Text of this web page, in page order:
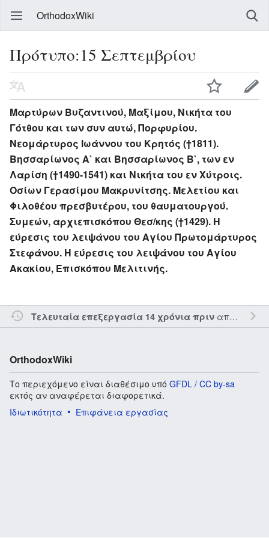
OrthodoxWiki
Πρότυπο:15 Σεπτεμβρίου
Μαρτύρων Βυζαντινού, Μαξίμου, Νικήτα του
Γότθου και των συν αυτώ, Πορφυρίου.
Νεομάρτυρος Ιωάννου του Κρητός (†1811).
Βησσαρίωνος Α` και Βησσαρίωνος Β`, των εν
Λαρίση (†1490-1541) και Νικήτα του εν Χύτροις.
Οσίων Γερασίμου Μακρυνίτσης. Μελετίου και
Φιλοθέου πρεσβυτέρου, του θαυματουργού.
Συμεών, αρχιεπισκόπου Θεσ/κης (†1429). H
εύρεσις του λειψάνου του Aγίου Πρωτομάρτυρος
Στεφάνου. H εύρεσις του λειψάνου του Aγίου
Aκακίου, Eπισκόπου Mελιτινής.
Τελευταία επεξεργασία 14 χρόνια πριναπό τον την
OrthodoxWiki
Το περιεχόμενο είναι διαθέσιμο υπό GFDL / CC by-sa
εκτός αν αναφέρεται διαφορετικά.
Ιδιωτικότητα
Επιφάνεια εργασίας